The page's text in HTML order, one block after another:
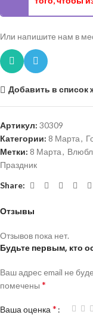
Или напишите нам в
Добавить в список
Артикул: 30309
Категории: 8 Марта,
Метки: 8 Марта,
Праздник
Share:
Отзывы
Отзывов пока нет.
Будьте первым, кто
Ваш адрес email не
помечены *
Ваша оценка *